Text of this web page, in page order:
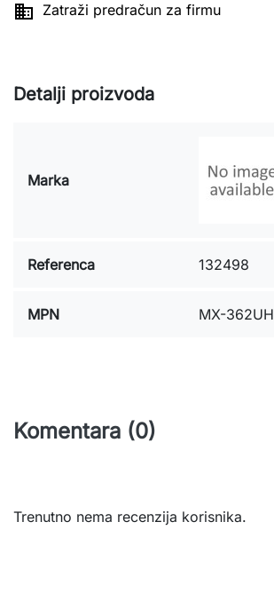
 Zatraži predračun za firmu
Detalji proizvoda
Marka
Referenca 132498
MPN MX-362UH
Komentara (0)
Trenutno nema recenzija korisnika.